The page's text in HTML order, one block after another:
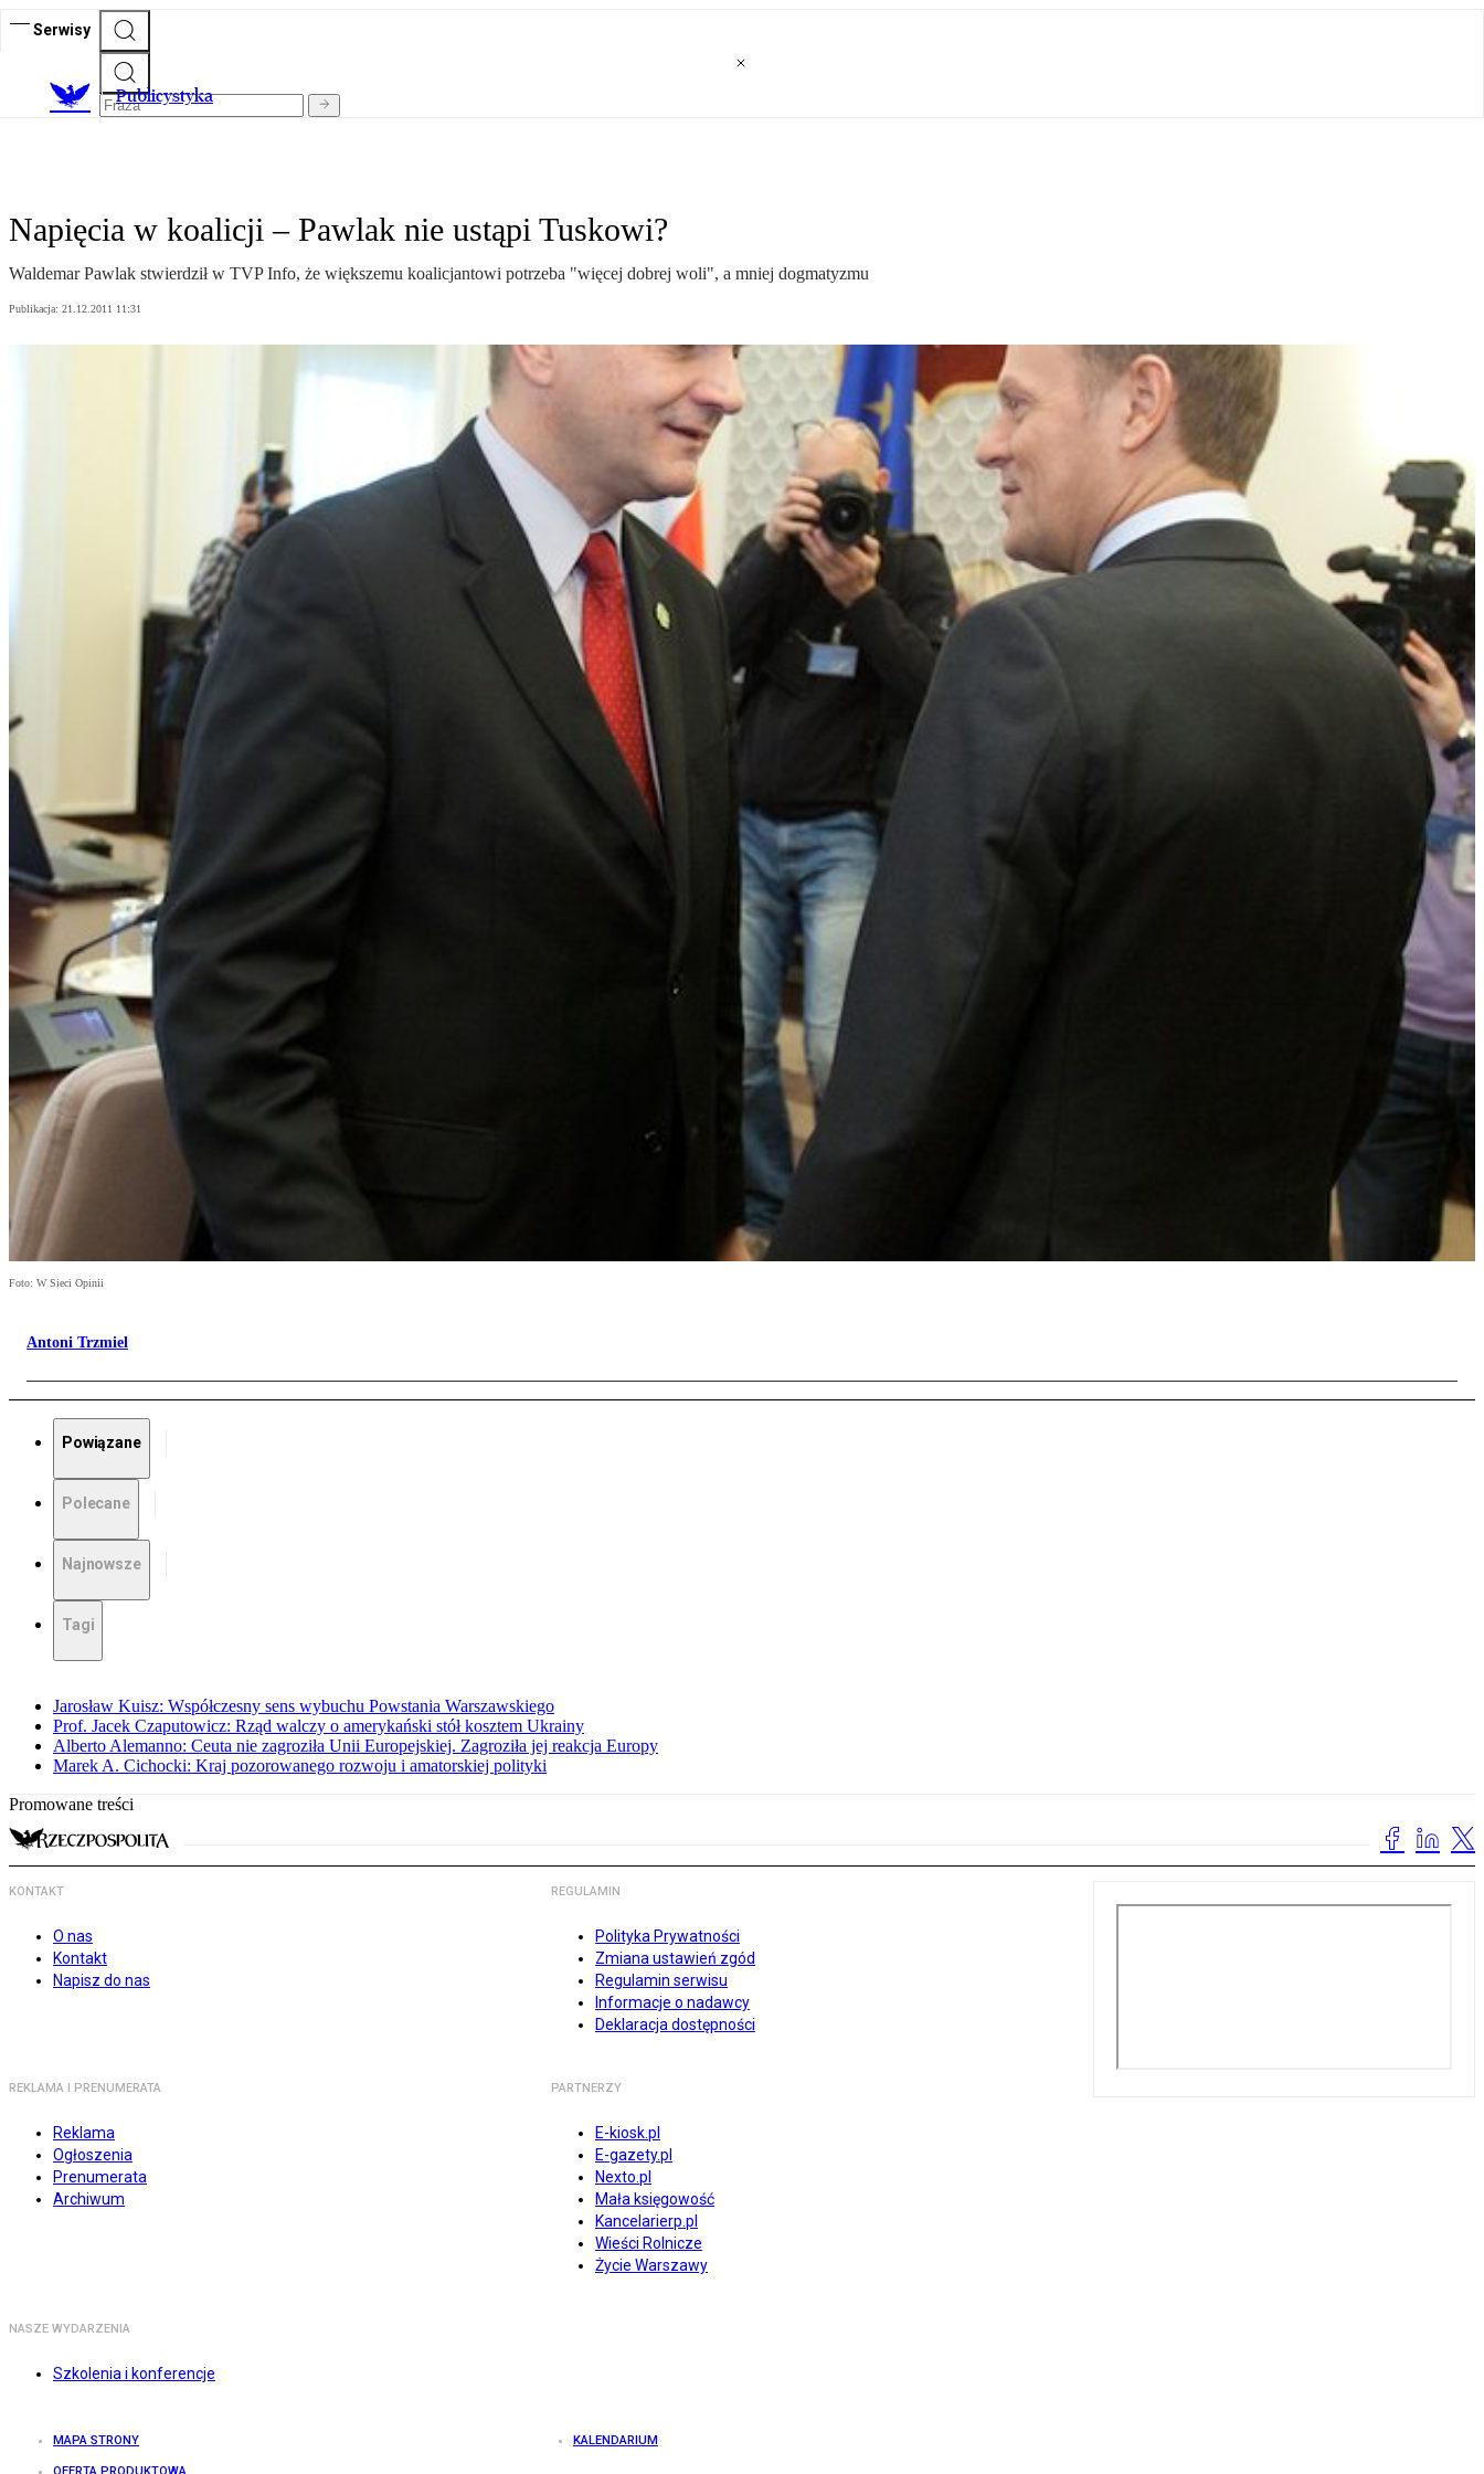
Serwisy
Publicystyka
Napięcia w koalicji – Pawlak nie ustąpi Tuskowi?
Waldemar Pawlak stwierdził w TVP Info, że większemu koalicjantowi potrzeba "więcej dobrej woli", a mniej dogmatyzmu
Publikacja: 21.12.2011 11:31
Foto: W Sieci Opinii
Antoni Trzmiel
Powiązane
Polecane
Najnowsze
Tagi
Jarosław Kuisz: Współczesny sens wybuchu Powstania Warszawskiego
Prof. Jacek Czaputowicz: Rząd walczy o amerykański stół kosztem Ukrainy
Alberto Alemanno: Ceuta nie zagroziła Unii Europejskiej. Zagroziła jej reakcja Europy
Marek A. Cichocki: Kraj pozorowanego rozwoju i amatorskiej polityki
Promowane treści
KONTAKT
O nas
Kontakt
Napisz do nas
REGULAMIN
Polityka Prywatności
Zmiana ustawień zgód
Regulamin serwisu
Informacje o nadawcy
Deklaracja dostępności
REKLAMA I PRENUMERATA
Reklama
Ogłoszenia
Prenumerata
Archiwum
PARTNERZY
E-kiosk.pl
E-gazety.pl
Nexto.pl
Mała księgowość
Kancelarierp.pl
Wieści Rolnicze
Życie Warszawy
NASZE WYDARZENIA
Szkolenia i konferencje
MAPA STRONY KALENDARIUM